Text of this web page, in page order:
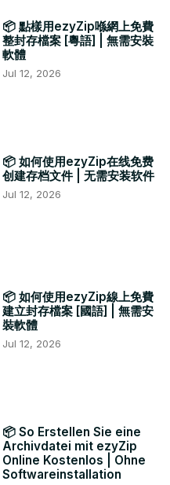
📦 點樣用ezyZip喺網上免費
整封存檔案 [粵語] | 無需安裝
軟體
Jul 12, 2026
📦 如何使用ezyZip在线免费
创建存档文件 | 无需安装软件
Jul 12, 2026
📦 如何使用ezyZip線上免費
建立封存檔案 [國語] | 無需安
裝軟體
Jul 12, 2026
📦 So Erstellen Sie eine
Archivdatei mit ezyZip
Online Kostenlos | Ohne
Softwareinstallation